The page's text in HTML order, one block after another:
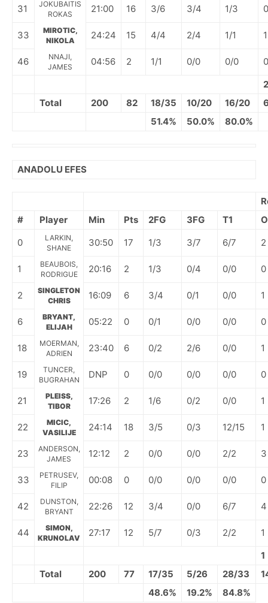
31
JOKUBAITIS
ROKAS
21:00 16 3/6 3/4 1/3 0
33
MIROTIC,
NIKOLA
24:24 15 4/4 2/4 1/1 1
46
NNAJI,
JAMES
04:56 2 1/1 0/0 0/0
0
2
Total
200 82 18/35 10/20 16/20
51.4%
50.0% 80.0%
ANADOLU EFES
#
Player Min Pts 2FG 3FG T1
O
0
LARKIN,
SHANE
30:50 17 1/3 3/7 6/7 2
1
BEAUBOIS,
RODRIGUE
20:16 2 1/3 0/4 0/0 0
2
SINGLETON
CHRIS
16:09 6 3/4 0/1 0/0 1
6
BRYANT,
ELIJAH
05:22 0 0/1 0/0 0/0 0
18
MOERMAN,
ADRIEN
23:40 6 0/2 2/6 0/0 1
19
TUNCER,
BUGRAHAN
DNP 0 0/0 0/0 0/0 0
21
PLEISS,
TIBOR
17:26 2 1/6 0/2 0/0 1
22
MICIC,
VASILIJE
24:14 18 3/5 0/3 12/15 1
23
ANDERSON,
JAMES
12:12 2 0/0 0/0 2/2 3
33
PETRUSEV,
FILIP
00:08 0 0/0 0/0 0/0 0
42
DUNSTON,
BRYANT
22:26 12 3/4 0/0 6/7 4
44
SIMON,
KRUNOLAV
27:17 12 5/7 0/3 2/2
1
1
Total
200 77 17/35 5/26 28/33
48.6%
19.2% 84.8%